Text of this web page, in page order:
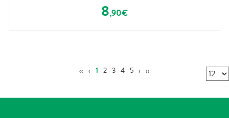
8,90€
‹‹ ‹ 1 2 3 4 5 › ››